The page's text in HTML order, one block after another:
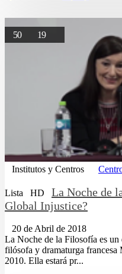
50 19
Institutos y Centros
Lista HD
La Noche de
Global Injustice?
20 de Abril de 2018
La Noche de la Filosofía es
filósofa y dramaturga
2010. Ella estará pr...